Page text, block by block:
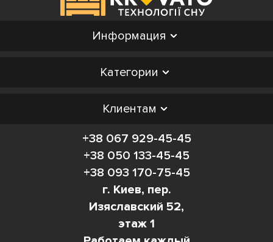
Информация
Категории
Клиентам
+38 067 929-45-45
+38 050 133-45-45
+38 093 170-75-45
г. Киев, пер.
Изяславский 52,
этаж 1